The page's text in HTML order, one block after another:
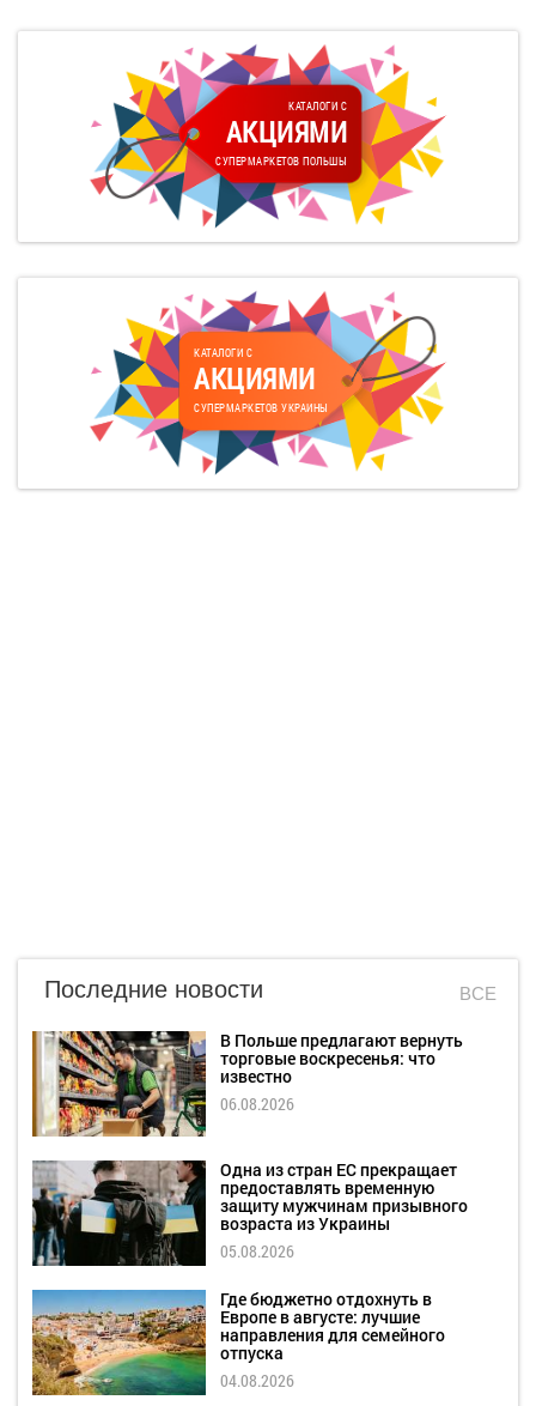
КАТАЛОГИ С
АКЦИЯМИ
СУПЕРМАРКЕТОВ ПОЛЬШЫ
КАТАЛОГИ С
АКЦИЯМИ
СУПЕРМАРКЕТОВ УКРАИНЫ
Последние новости ВСЕ
В Польше предлагают вернуть
торговые воскресенья: что
известно
06.08.2026
Одна из стран ЕС прекращает
предоставлять временную
защиту мужчинам призывного
возраста из Украины
05.08.2026
Где бюджетно отдохнуть в
Европе в августе: лучшие
направления для семейного
отпуска
04.08.2026